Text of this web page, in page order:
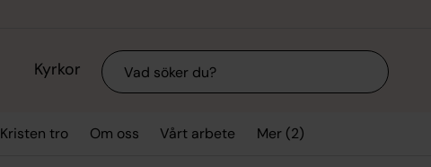
Kyrkor Sök
Kristen tro Om oss Vårt arbete Mer (2)